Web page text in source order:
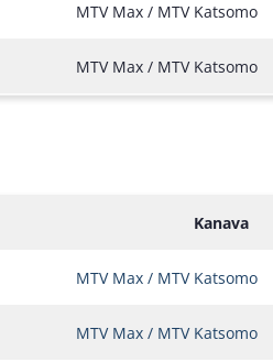
MTV Max / MTV Katsomo
MTV Max / MTV Katsomo
Kanava
MTV Max / MTV Katsomo
MTV Max / MTV Katsomo